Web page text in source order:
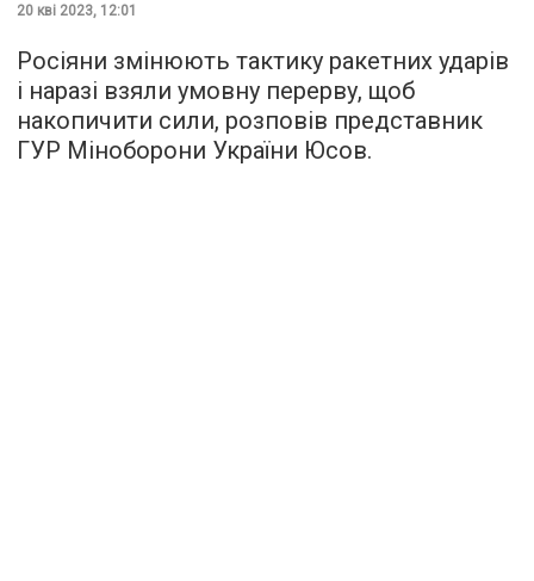
20 кві 2023, 12:01
Росіяни змінюють тактику ракетних ударів
і наразі взяли умовну перерву, щоб
накопичити сили, розповів представник
ГУР Міноборони України Юсов.